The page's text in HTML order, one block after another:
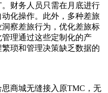
财务人员只需在月底进行
化操作。此外，多种差旅
察差旅行为，优化差旅标
理通过这些定制化的产
琐和管理决策缺乏数据的
商城无缝接入原TMC，无